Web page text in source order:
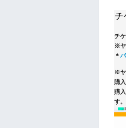
チ
チ
※ヤ
＊
※ヤ
購
購
す。